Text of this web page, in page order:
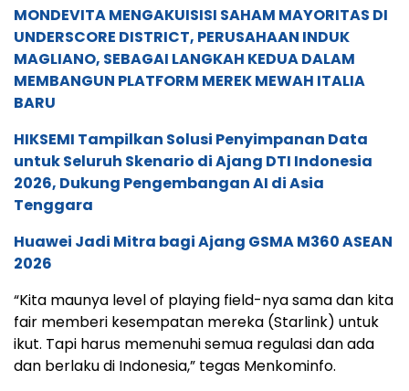
MONDEVITA MENGAKUISISI SAHAM MAYORITAS DI
UNDERSCORE DISTRICT, PERUSAHAAN INDUK
MAGLIANO, SEBAGAI LANGKAH KEDUA DALAM
MEMBANGUN PLATFORM MEREK MEWAH ITALIA
BARU
HIKSEMI Tampilkan Solusi Penyimpanan Data
untuk Seluruh Skenario di Ajang DTI Indonesia
2026, Dukung Pengembangan AI di Asia
Tenggara
Huawei Jadi Mitra bagi Ajang GSMA M360 ASEAN
2026
“Kita maunya level of playing field-nya sama dan kita
fair memberi kesempatan mereka (Starlink) untuk
ikut. Tapi harus memenuhi semua regulasi dan ada
dan berlaku di Indonesia,” tegas Menkominfo.